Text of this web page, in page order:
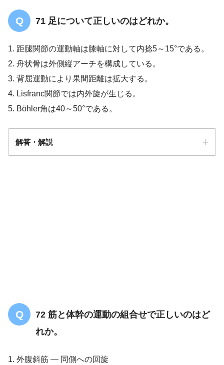
71 足について正しいのはどれか。
1. 距腿関節の運動軸は膝軸に対して内捻5～15°である。
2. 舟状骨は外側縦アーチを構成している。
3. 背屈運動により果間距離は拡大する。
4. Lisfranc関節では内外旋が生じる。
5. Böhler角は40～50°である。
解答・解説
72 筋と体幹の運動の組合せで正しいのはど
れか。
1. 外腹斜筋 ― 同側への回旋